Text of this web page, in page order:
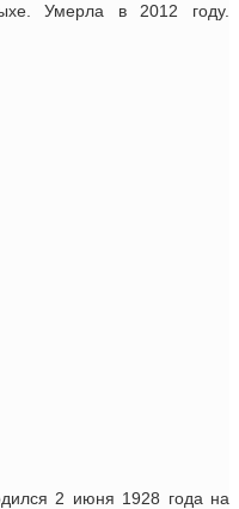
Умерла в 2012 году.
2 июня 1928 года на